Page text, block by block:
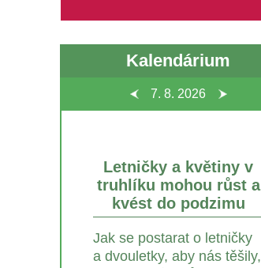
Kalendárium
7. 8. 2026
Letničky a květiny v
truhlíku mohou růst a
kvést do podzimu
Jak se postarat o letničky
a dvouletky, aby nás těšily,